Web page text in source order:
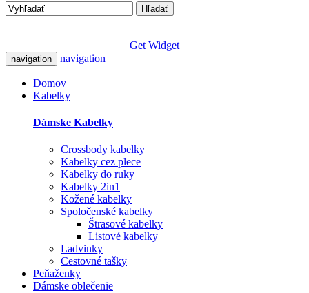
Hľadať
Get Widget
navigation navigation
Domov
Kabelky
Dámske Kabelky
Crossbody kabelky
Kabelky cez plece
Kabelky do ruky
Kabelky 2in1
Kožené kabelky
Spoločenské kabelky
Štrasové kabelky
Listové kabelky
Ladvinky
Cestovné tašky
Peňaženky
Dámske oblečenie